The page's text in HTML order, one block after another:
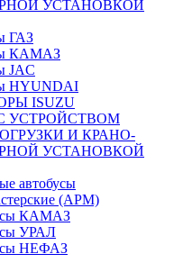
УСТАНОВКОЙ
ГАЗ
КАМАЗ
JAC
HYUNDAI
ISUZU
УСТРОЙСТВОМ
И КРАНО-
УСТАНОВКОЙ
автобусы
(АРМ)
КАМАЗ
УРАЛ
НЕФАЗ